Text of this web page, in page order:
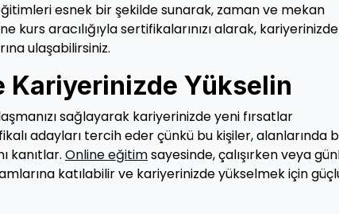
esnek bir şekilde sunarak, zaman ve mekan
kurs aracılığıyla sertifikalarınızı alarak, kariyerinizde
ulaşabilirsiniz.
Kariyerinizde Yükselin
sağlayarak kariyerinizde yeni fırsatlar
adayları tercih eder çünkü bu kişiler, alanlarında
kanıtlar. Online eğitimsayesinde, çalışırken veya
katılabilir ve kariyerinizde yükselmek için